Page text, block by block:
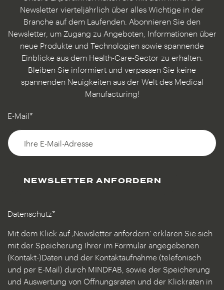
Newsletter vierteljährlich über alles Wichtige in der
Branche auf dem Laufenden. Abonnieren Sie den
Newsletter, um Zugang zu Angeboten, Informationen über
neue Produkte und Technologien sowie spannende
Einblicke aus dem Health-Care-Sector zu erhalten.
Bleiben Sie informiert und verpassen Sie keine
spannenden Neuigkeiten aus der Welt des Medical
Manufacturing!
E-Mail*
NEWSLETTER ANFORDERN
Datenschutz*
Mit dem Klick auf ‚Newsletter anfordern‘ erklären Sie sich
mit der Speicherung Ihrer im Formular angegebenen
(Kontakt-)Daten und der Kontaktaufnahme (telefonisch
und per E-Mail) durch MINDFAB, sowie der Speicherung
und Auswertung von Öffnungsraten und der Klickraten in